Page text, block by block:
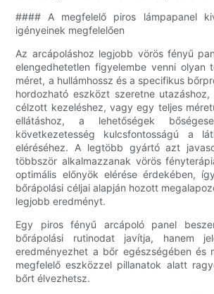
#### A megfelelő piros lámpapanel
igényeinek megfelelően
Az arcápoláshoz legjobb vörös fényű
elengedhetetlen figyelembe venni olyan
méret, a hullámhossz és a specifikus
hordozható eszközt szeretne
célzott kezeléshez, vagy egy teljes
ellátáshoz, a lehetőségek
következetesség kulcsfontosságú a
eléréséhez. A legtöbb gyártó azt
többször alkalmazzanak vörös
optimális előnyök elérése érdekében,
bőrápolási céljai alapján hozott
legjobb eredményt.
Egy piros fényű arcápoló panel
bőrápolási rutinodat javítja, hanem
eredményezhet a bőr egészségében és
megfelelő eszközzel pillanatok alatt
bőrt élvezhetsz.